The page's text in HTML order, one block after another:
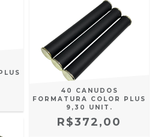
40 CANUDOS
FORMATURA COLOR PLUS
9,30 UNIT.
R$372,00